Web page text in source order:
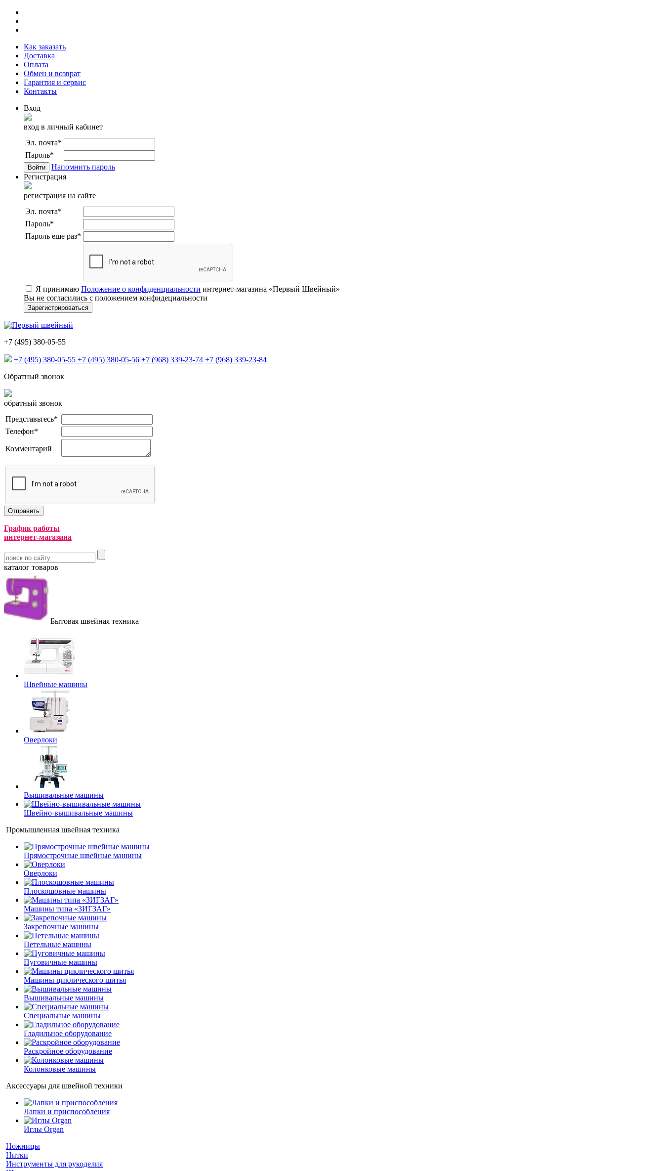
Как заказать
Доставка
Оплата
Обмен и возврат
Гарантия и сервис
Контакты
Вход
вход в личный кабинет
Эл. почта*
Пароль*
Напомнить пароль
Регистрация
регистрация на сайте
Эл. почта*
Пароль*
Пароль еще раз*
Я принимаю Положение о конфиденциальности интернет-магазина «Первый Швейный»
Вы не согласились с положением конфидециальности
+7 (495) 380-05-55
+7 (495) 380-05-55 +7 (495) 380-05-56 +7 (968) 339-23-74 +7 (968) 339-23-84
Обратный звонок
обратный звонок
Представьтесь*
Телефон*
Комментарий
График работы
интернет-магазина
каталог товаров
Бытовая швейная техника
Швейные машины
Оверлоки
Вышивальные машины
Швейно-вышивальные машины
Промышленная швейная техника
Прямострочные швейные машины
Оверлоки
Плоскошовные машины
Машины типа «ЗИГЗАГ»
Закрепочные машины
Петельные машины
Пуговичные машины
Машины циклического шитья
Вышивальные машины
Специальные машины
Гладильное оборудование
Раскройное оборудование
Колонковые машины
Аксессуары для швейной техники
Лапки и приспособления
Иглы Organ
Ножницы
Нитки
Инструменты для рукоделия